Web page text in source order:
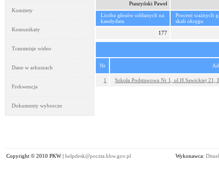
Komitety
Komunikaty
Transmisje wideo
Dane w arkuszach
Frekwencja
Dokumenty wyborcze
Ptaszyński Paweł
Liczba głosów oddanych na
kandydata
Procent ważnych
skali okręgu
177
Nr
1 Szkoła Podstawowa Nr 1, ul.H.Sawickiej 21,
Copyright © 2010 PKW | helpdesk@poczta.kbw.gov.pl Wykonawca: